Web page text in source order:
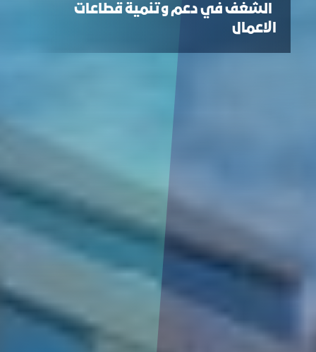
الشغف في دعم وتنمية قطاعات
الاعمال